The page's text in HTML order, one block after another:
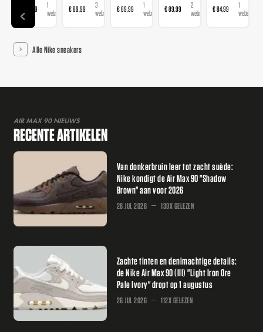
€ 89,99
1
webshop
€ 89,99
3
webshops
€ 89,99
1
webshop
€ 89,99
2
webshops
€ 84,99
1
webshop
Alle Nike sneakers
AIR MAX 90 NIEUWS
RECENTE ARTIKELEN
Van donkerbruin leer tot zacht suède:
Nike kondigt de Air Max 90 "Shadow
Brown" aan voor 2026
26 JUL 2026 139X GELEZEN
Zachte tinten en denimachtige details:
de Nike Air Max 90 (III) "Light Iron Ore
Pale Ivory" dropt op 1 augustus
26 JUL 2026 112X GELEZEN